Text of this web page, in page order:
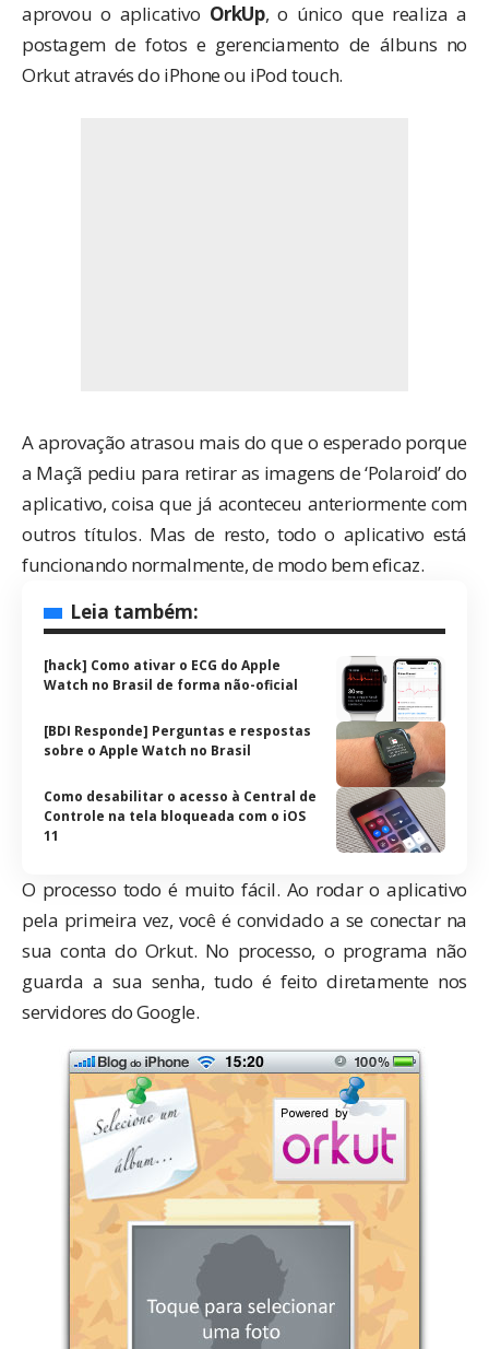
aprovou o aplicativo OrkUp, o único que realiza a
postagem de fotos e gerenciamento de álbuns no
Orkut através do iPhone ou iPod touch.
A aprovação atrasou mais do que o esperado porque
a Maçã pediu para retirar as imagens de ‘Polaroid’ do
aplicativo, coisa que já aconteceu anteriormente com
outros títulos. Mas de resto, todo o aplicativo está
funcionando normalmente, de modo bem eficaz.
Leia também:
[hack] Como ativar o ECG do Apple
Watch no Brasil de forma não-oficial
[BDI Responde] Perguntas e respostas
sobre o Apple Watch no Brasil
Como desabilitar o acesso à Central de
Controle na tela bloqueada com o iOS
11
O processo todo é muito fácil. Ao rodar o aplicativo
pela primeira vez, você é convidado a se conectar na
sua conta do Orkut. No processo, o programa não
guarda a sua senha, tudo é feito diretamente nos
servidores do Google.